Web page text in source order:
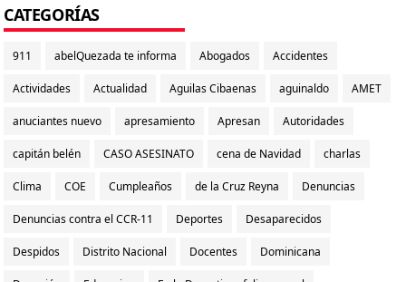
CATEGORÍAS
911 abelQuezada te informa Abogados Accidentes
Actividades Actualidad Aguilas Cibaenas aguinaldo AMET
anuciantes nuevo apresamiento Apresan Autoridades
capitán belén CASO ASESINATO cena de Navidad charlas
Clima COE Cumpleaños de la Cruz Reyna Denuncias
Denuncias contra el CCR-11 Deportes Desaparecidos
Despidos Distrito Nacional Docentes Dominicana